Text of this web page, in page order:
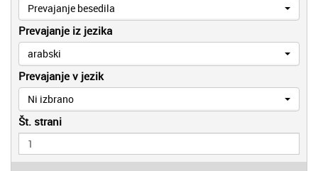
Prevajanje besedila
Prevajanje iz jezika
arabski
Prevajanje v jezik
Ni izbrano
Št. strani